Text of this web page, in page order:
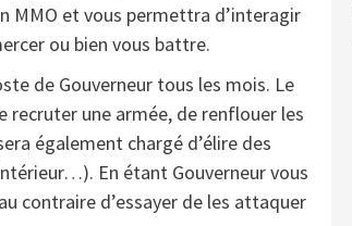
MMO et vous permettra d’interagir
ou bien vous battre.
de Gouverneur tous les mois. Le
une armée, de renflouer les
également chargé d’élire des
En étant Gouverneur vous
contraire d’essayer de les attaquer